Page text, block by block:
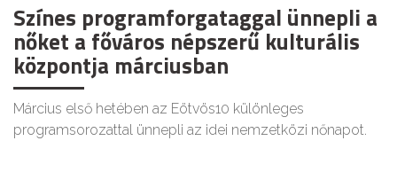
Színes programforgataggal ünnepli a
nőket a főváros népszerű kulturális
központja márciusban
Március első hetében az Eötvös10 különleges
programsorozattal ünnepli az idei nemzetközi nőnapot.